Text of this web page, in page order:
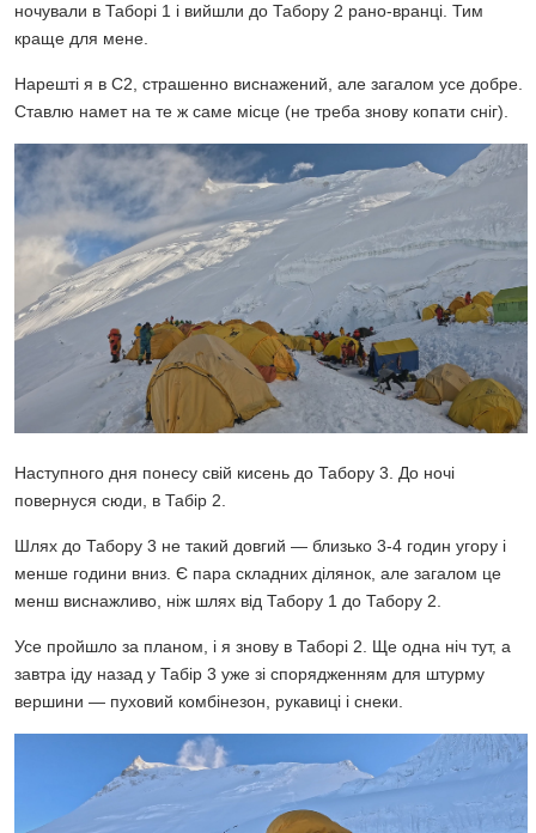
ночували в Таборі 1 і вийшли до Табору 2 рано-вранці. Тим
краще для мене.
Нарешті я в C2, страшенно виснажений, але загалом усе добре.
Ставлю намет на те ж саме місце (не треба знову копати сніг).
Наступного дня понесу свій кисень до Табору 3. До ночі
повернуся сюди, в Табір 2.
Шлях до Табору 3 не такий довгий — близько 3-4 годин угору і
менше години вниз. Є пара складних ділянок, але загалом це
менш виснажливо, ніж шлях від Табору 1 до Табору 2.
Усе пройшло за планом, і я знову в Таборі 2. Ще одна ніч тут, а
завтра іду назад у Табір 3 уже зі спорядженням для штурму
вершини — пуховий комбінезон, рукавиці і снеки.